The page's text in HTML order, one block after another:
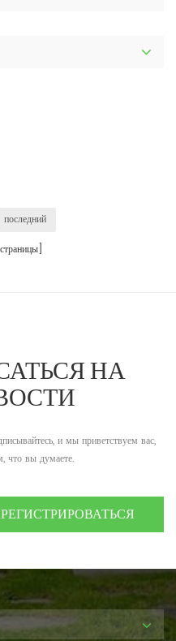
последний
страницы]
НА
и мы приветствуем вас,
что вы думаете.